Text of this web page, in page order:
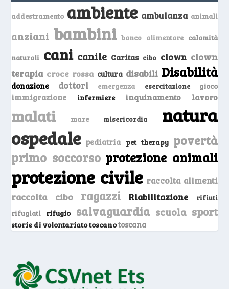
addestramento ambiente ambulanza animali
anziani bambini banco alimentare calamità
naturali cani canile Caritas cibo clown clown
terapia croce rossa cultura disabili Disabilità
donazione dottori emergenza esercitazione gioco
immigrazione infermiere inquinamento lavoro
malati mare misericordia natura
ospedale pediatria pet therapy povertà
primo soccorso protezione animali
protezione civile raccolta alimenti
raccolta cibo ragazzi Riabilitazione
rifiuti
rifugiati
rifugio salvaguardia scuola sport
storie di volontariato toscanotoscana